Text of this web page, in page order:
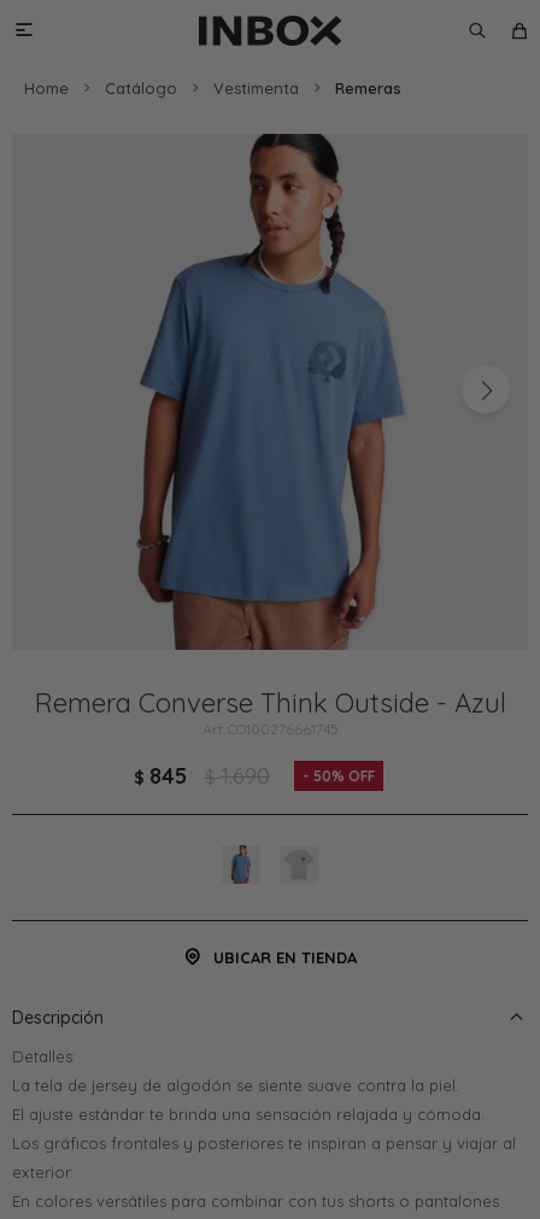

Home Catálogo Vestimenta Remeras
Remera Converse Think Outside - Azul
CO100276661745
$ 845 $ 1.690 50
UBICAR EN TIENDA
Descripción
Detalles:
La tela de jersey de algodón se siente suave contra la piel.
El ajuste estándar te brinda una sensación relajada y cómoda.
Los gráficos frontales y posteriores te inspiran a pensar y viajar al
exterior.
En colores versátiles para combinar con tus shorts o pantalones